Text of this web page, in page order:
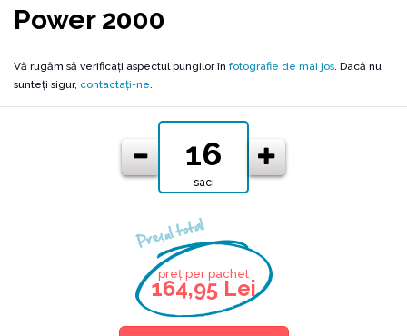
Power 2000
Vă rugăm să verificați aspectul pungilor în fotografie de mai jos. Dacă nu
sunteți sigur, contactați-ne.
saci
Prețul total
preț per pachet
164,95 Lei